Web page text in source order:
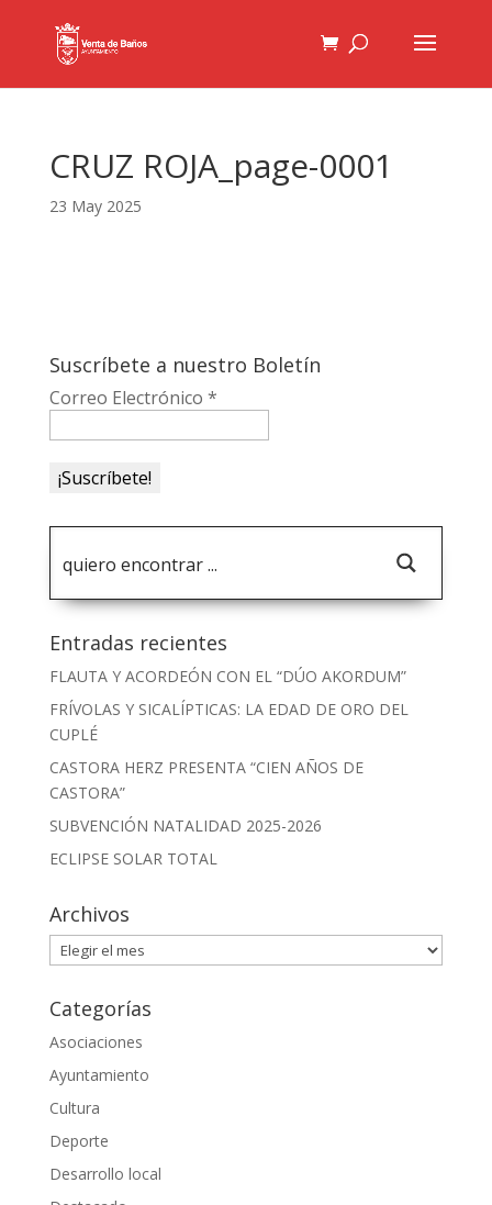
CRUZ ROJA_page-0001
23 May 2025
Suscríbete a nuestro Boletín
Correo Electrónico *
Entradas recientes
FLAUTA Y ACORDEÓN CON EL “DÚO AKORDUM”
FRÍVOLAS Y SICALÍPTICAS: LA EDAD DE ORO DEL
CUPLÉ
CASTORA HERZ PRESENTA “CIEN AÑOS DE
CASTORA”
SUBVENCIÓN NATALIDAD 2025-2026
ECLIPSE SOLAR TOTAL
Archivos
Archivos
Categorías
Asociaciones
Ayuntamiento
Cultura
Deporte
Desarrollo local